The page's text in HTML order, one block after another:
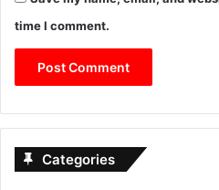
time I comment.
Categories